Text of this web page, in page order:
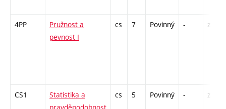
4PP
Pružnost a
pevnost I
cs 7 Povinný - zá,zk
CS1
Statistika a
cs 5 Povinný - zá,zk